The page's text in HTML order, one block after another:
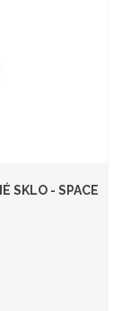
SKLO - SPACE